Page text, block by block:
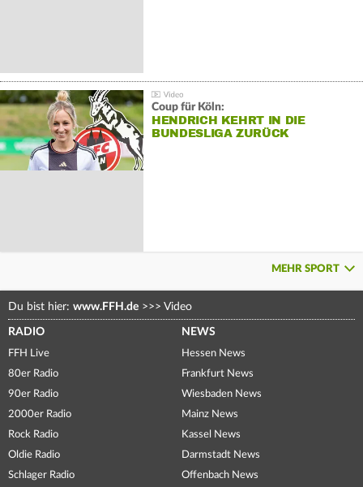
Coup für Köln:
HENDRICH KEHRT IN DIE
BUNDESLIGA ZURÜCK
MEHR SPORT
Du bist hier: www.FFH.de >>> Video
RADIO
FFH Live
80er Radio
90er Radio
2000er Radio
Rock Radio
Oldie Radio
Schlager Radio
NEWS
Hessen News
Frankfurt News
Wiesbaden News
Mainz News
Kassel News
Darmstadt News
Offenbach News